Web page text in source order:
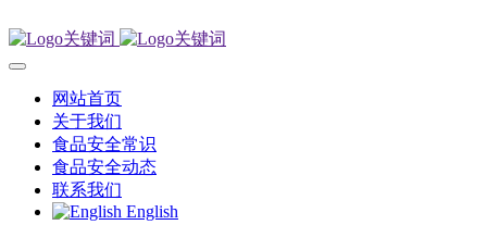
网站首页
关于我们
食品安全常识
食品安全动态
联系我们
English